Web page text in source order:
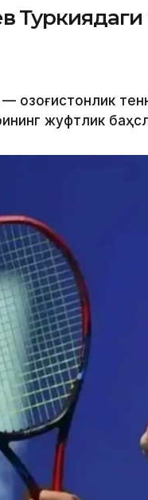
Қозоғистонлик
жуфтлик